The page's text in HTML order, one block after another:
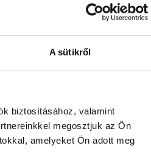
A sütikről
biztosításához, valamint
megosztjuk az Ön
amelyeket Ön adott meg